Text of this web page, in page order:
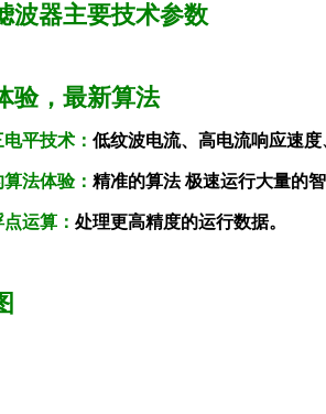
波器主要技术参数
验，最新算法
平技术： 低纹波电流、高电流响应速
法体验： 精准的算法 极速运行大量的
运算： 处理更高精度的运行数据。